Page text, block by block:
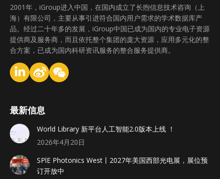
2001年，iGroup进入中国，在国内成立了长煦信息技术咨询（上
海）有限公司，主要从事引进符合国内用户需求的学术数据库产
品。经过二十年多的发展，iGroup中国已成为国内的专业电子资源
提供商及服务商，而且依托整个集团的庞大资源，应用多元化的整
合方案，已成为国内科研资讯服务的整合服务提供商。
最新信息
World Library 新平台人工智能2.0版本上线 ！
2026年4月20日
SPlE Photonics West丨2027年美国西部光电展，展位预
订开放中